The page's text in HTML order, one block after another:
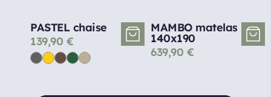
PASTEL chaise
139,90 €
MAMBO matelas
140x190
639,90 €